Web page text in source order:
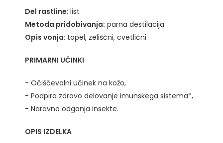
Del rastline: list
Metoda pridobivanja: parna destilacija
Opis vonja: topel, zeliščni, cvetlični
PRIMARNI UČINKI
- Očiščevalni učinek na kožo,
- Podpira zdravo delovanje imunskega sistema*,
- Naravno odganja insekte.
OPIS IZDELKA